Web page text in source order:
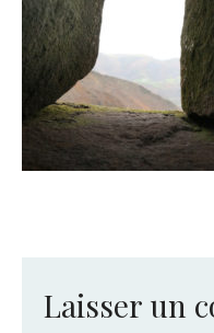
Laisser un